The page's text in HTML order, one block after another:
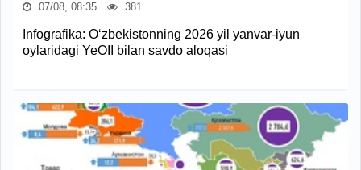
07/08, 08:35 381
Infografika: O‘zbekistonning 2026 yil yanvar-iyun
oylaridagi YeOII bilan savdo aloqasi